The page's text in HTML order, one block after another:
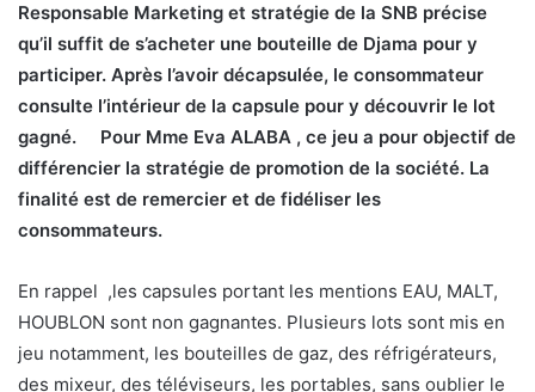
Responsable Marketing et stratégie de la SNB précise
qu’il suffit de s’acheter une bouteille de Djama pour y
participer. Après l’avoir décapsulée, le consommateur
consulte l’intérieur de la capsule pour y découvrir le lot
gagné. Pour Mme Eva ALABA , ce jeu a pour objectif de
différencier la stratégie de promotion de la société. La
finalité est de remercier et de fidéliser les
consommateurs.
En rappel ,les capsules portant les mentions EAU, MALT,
HOUBLON sont non gagnantes. Plusieurs lots sont mis en
jeu notamment, les bouteilles de gaz, des réfrigérateurs,
des mixeur, des téléviseurs, les portables, sans oublier le